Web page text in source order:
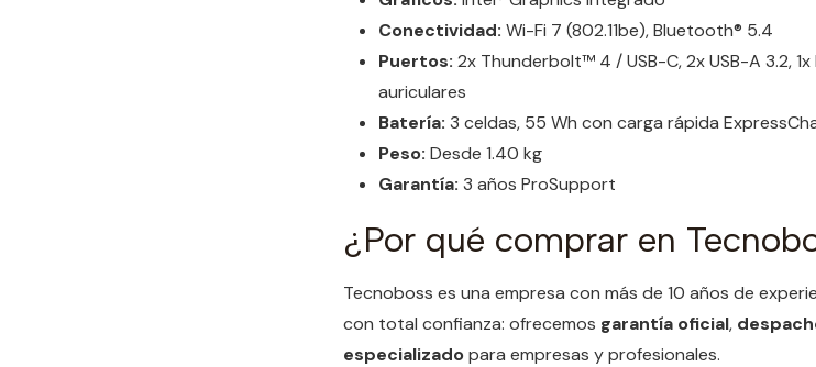
Conectividad: Wi-Fi 7 (802.11be), Bluetooth® 5.4
Puertos: 2x Thunderbolt™ 4 / USB-C, 2x USB-A 3.2,
auriculares
Batería: 3 celdas, 55 Wh con carga rápida
Peso: Desde 1.40 kg
Garantía: 3 años ProSupport
¿Por qué comprar en
Tecnoboss es una empresa con más de 10 años de
con total confianza: ofrecemos garantía oficial,
especializadopara empresas y profesionales.